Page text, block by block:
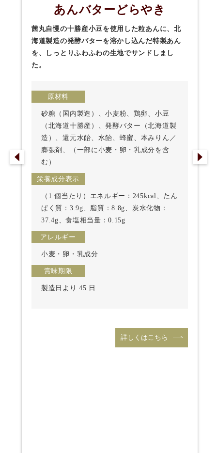
あんバターどらやき
茜丸自慢の十勝産小豆を使用した粒あんに、北
海道製造の発酵バターを溶かし込んだ特製あん
を、しっとりふわふわの生地でサンドしまし
た。
原材料
砂糖（国内製造）、小麦粉、鶏卵、小豆
（北海道十勝産）、発酵バター（北海道製
造）、還元水飴、水飴、蜂蜜、本みりん／
膨張剤、（一部に小麦・卵・乳成分を含
む）
栄養成分表示
（1 個当たり）エネルギー：245kcal、たん
ぱく質：3.9g、脂質：8.8g、炭水化物：
37.4g、食塩相当量：0.15g
アレルギー
小麦・卵・乳成分
賞味期限
製造日より 45 日
詳しくはこちら